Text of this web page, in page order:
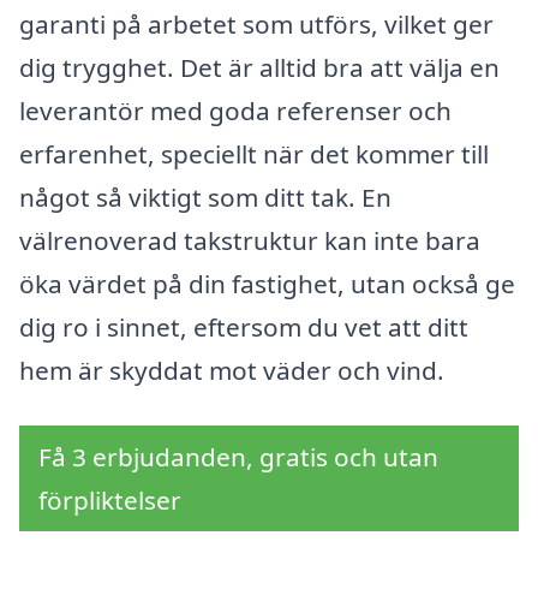
garanti på arbetet som utförs, vilket ger
dig trygghet. Det är alltid bra att välja en
leverantör med goda referenser och
erfarenhet, speciellt när det kommer till
något så viktigt som ditt tak. En
välrenoverad takstruktur kan inte bara
öka värdet på din fastighet, utan också ge
dig ro i sinnet, eftersom du vet att ditt
hem är skyddat mot väder och vind.
Få 3 erbjudanden, gratis och utan
förpliktelser